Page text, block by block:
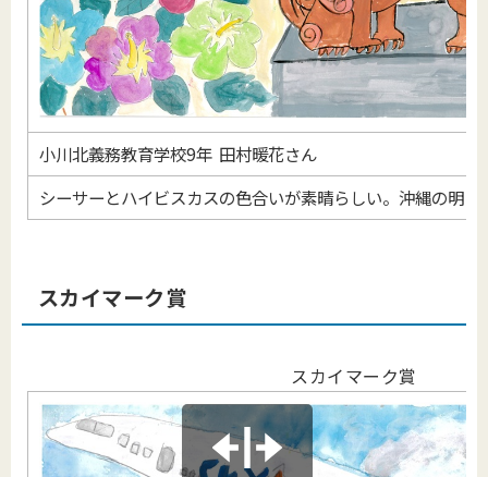
小川北義務教育学校9年 田村暖花さん
シーサーとハイビスカスの色合いが素晴らしい。沖縄の明る
スカイマーク賞
スカイマーク賞